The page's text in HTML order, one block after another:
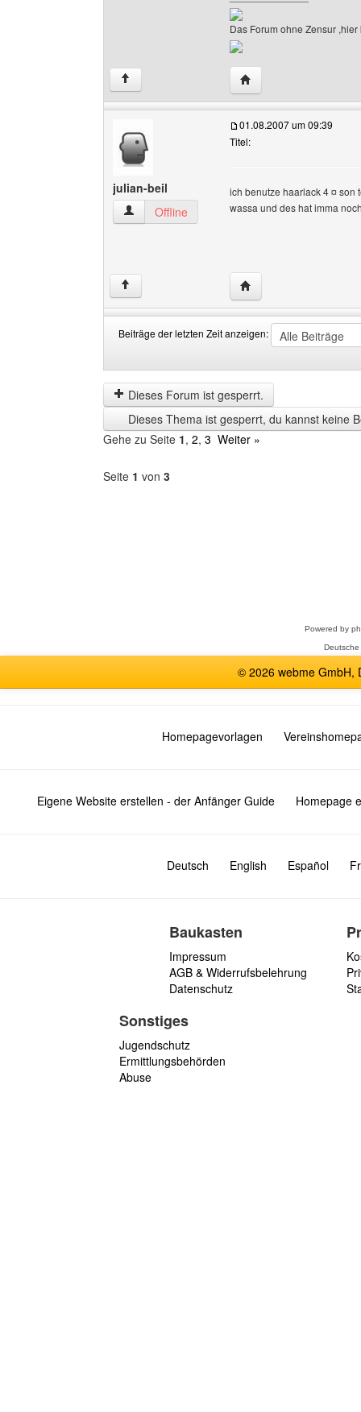
Das Forum ohne Zensur
↑ Website dieses
julian-beil
julian-beil Benutzer-Profile anzeigen
Offline
01.08.2007 um 09:39
Titel:
ich benutze haarlack 4 ¤ son
wassa und des hat imma
↑ Website dieses
Beiträge der letzten Zeit anzeigen:
der
letzten
Zeit
anzeigen
by
Dieses Forum ist gesperrt.
Dieses Thema ist gesperrt, du kannst keine
Gehe zu Seite 1, 2, 3 Weiter »
Seite 1 von 3
Powered by
© 2026 webme GmbH,
Homepagevorlagen
Eigene Website erstellen - der Anfänger Guide Homepage
Deutsch English Español
Baukasten
Impressum
AGB & Widerrufsbelehrung
Datenschutz
Sonstiges
Jugendschutz
Ermittlungsbehörden
Abuse